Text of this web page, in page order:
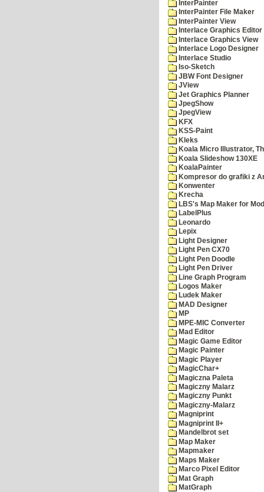
InterPainter
InterPainter File Maker
InterPainter View
Interlace Graphics Editor
Interlace Graphics View
Interlace Logo Designer
Interlace Studio
Iso-Sketch
JBW Font Designer
JView
Jet Graphics Planner
JpegShow
JpegView
KFX
KSS-Paint
Kleks
Koala Micro Illustrator,
Koala Slideshow 130XE
KoalaPainter
Kompresor do grafiki z
Konwenter
Krecha
LBS's Map Maker for
LabelPlus
Leonardo
Lepix
Light Designer
Light Pen CX70
Light Pen Doodle
Light Pen Driver
Line Graph Program
Logos Maker
Ludek Maker
MAD Designer
MP
MPE-MIC Converter
Mad Editor
Magic Game Editor
Magic Painter
Magic Player
MagicChar+
Magiczna Paleta
Magiczny Malarz
Magiczny Punkt
Magiczny-Malarz
Magniprint
Magniprint II+
Mandelbrot set
Map Maker
Mapmaker
Maps Maker
Marco Pixel Editor
Mat Graph
MatGraph